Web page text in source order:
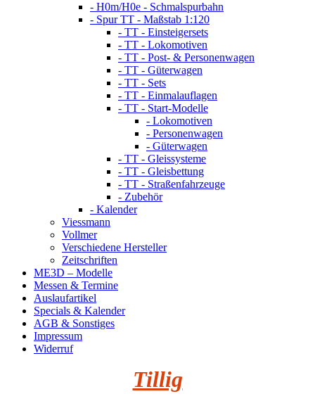
- H0m/H0e - Schmalspurbahn
- Spur TT - Maßstab 1:120
- TT - Einsteigersets
- TT - Lokomotiven
- TT - Post- & Personenwagen
- TT - Güterwagen
- TT - Sets
- TT - Einmalauflagen
- TT - Start-Modelle
- Lokomotiven
- Personenwagen
- Güterwagen
- TT - Gleissysteme
- TT - Gleisbettung
- TT - Straßenfahrzeuge
- Zubehör
- Kalender
Viessmann
Vollmer
Verschiedene Hersteller
Zeitschriften
ME3D – Modelle
Messen & Termine
Auslaufartikel
Specials & Kalender
AGB & Sonstiges
Impressum
Widerruf
Tillig